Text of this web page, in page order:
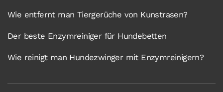
Wie entfernt man Tiergerüche von Kunstrasen?
Der beste Enzymreiniger für Hundebetten
Wie reinigt man Hundezwinger mit Enzymreinigern?